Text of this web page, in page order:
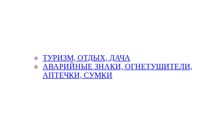
ТУРИЗМ, ОТДЫХ, ДАЧА
АВАРИЙНЫЕ ЗНАКИ, ОГНЕТУШИТЕЛИ,
АПТЕЧКИ, СУМКИ